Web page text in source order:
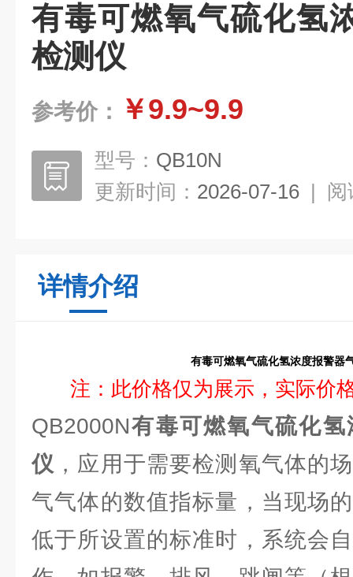
有毒可燃氧气硫化氢
检测仪
参考价： ￥9.9~9.9
型号： QB10N
更新时间： 2026-07-16 | 阅
详情介绍
有毒可燃氧气硫化氢浓度报警器
注：此价格仅为展示，实际价
QB2000N有毒可燃氧气硫化
仪 ，应用于需要检测氧气体的
气气体的数值指标量，当现场
低于所设置的标准时，系统会